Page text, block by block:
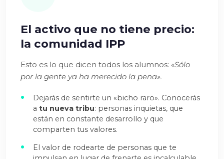
El activo que no tiene precio:
la comunidad IPP
Esto es lo que dicen todos los alumnos: «Sólo
por la gente ya ha merecido la pena».
Dejarás de sentirte un «bicho raro». Conocerás
a tu nueva tribu: personas inquietas, que
están en constante desarrollo y que
comparten tus valores.
El valor de rodearte de personas que te